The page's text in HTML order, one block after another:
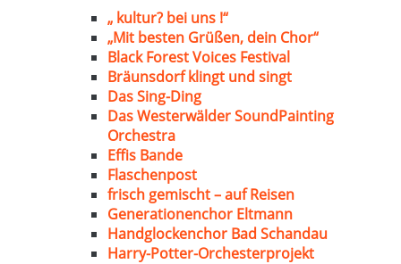
„ kultur? bei uns !“
„Mit besten Grüßen, dein Chor“
Black Forest Voices Festival
Bräunsdorf klingt und singt
Das Sing-Ding
Das Westerwälder SoundPainting
Orchestra
Effis Bande
Flaschenpost
frisch gemischt – auf Reisen
Generationenchor Eltmann
Handglockenchor Bad Schandau
Harry-Potter-Orchesterprojekt